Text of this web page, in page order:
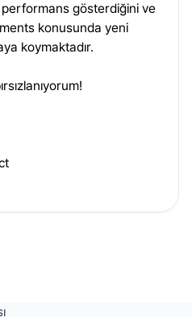
gösterdiğini ve
konusunda yeni
koymaktadır.